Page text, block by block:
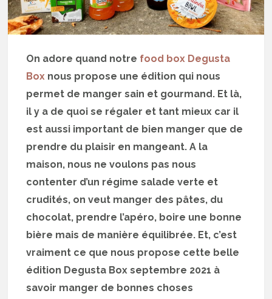
On adore quand notre food box Degusta
Box nous propose une édition qui nous
permet de manger sain et gourmand. Et là,
il y a de quoi se régaler et tant mieux car il
est aussi important de bien manger que de
prendre du plaisir en mangeant. A la
maison, nous ne voulons pas nous
contenter d’un régime salade verte et
crudités, on veut manger des pâtes, du
chocolat, prendre l’apéro, boire une bonne
bière mais de manière équilibrée. Et, c’est
vraiment ce que nous propose cette belle
édition Degusta Box septembre 2021 à
savoir manger de bonnes choses